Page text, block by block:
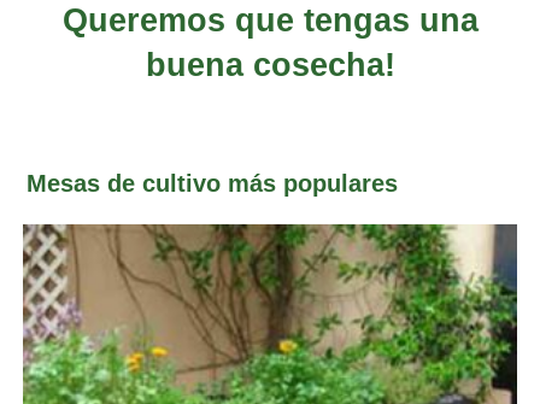
Queremos que tengas una
buena cosecha!
Mesas de cultivo más populares